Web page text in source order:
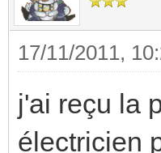
17/11/2011,
j'ai reçu la
électricien